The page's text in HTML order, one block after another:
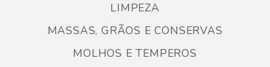
LIMPEZA
MASSAS, GRÃOS E CONSERVAS
MOLHOS E TEMPEROS